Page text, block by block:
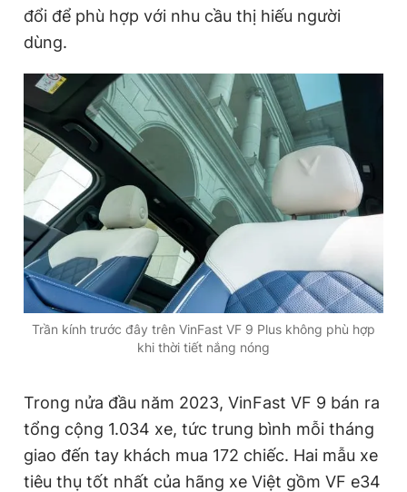
m
e
đổi để phù hợp với nhu cầu thị hiếu người
dùng.
Trần kính trước đây trên VinFast VF 9 Plus không phù hợp
khi thời tiết nắng nóng
Trong nửa đầu năm 2023, VinFast VF 9 bán ra
tổng cộng 1.034 xe, tức trung bình mỗi tháng
giao đến tay khách mua 172 chiếc. Hai mẫu xe
tiêu thụ tốt nhất của hãng xe Việt gồm VF e34